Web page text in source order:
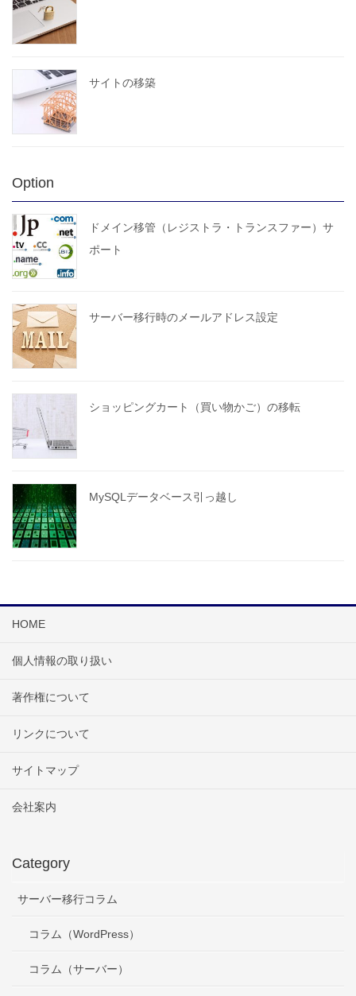
サイトの移築
Option
ドメイン移管（レジストラ・トランスファー）サ
ポート
サーバー移行時のメールアドレス設定
ショッピングカート（買い物かご）の移転
MySQLデータベース引っ越し
HOME
個人情報の取り扱い
著作権について
リンクについて
サイトマップ
会社案内
Category
サーバー移行コラム
コラム（WordPress）
コラム（サーバー）